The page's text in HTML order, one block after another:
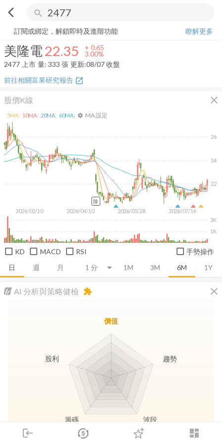
arrow_back_ios search
login dashboard
市場 登入
美隆電 22.35 + 3.00%
訂閱或綁定，解鎖即時及進階功能
瞭解更多
美隆電22.35 + 0.65
3.00%
2477 上市 量: 333 張 更新:08/07 收盤
前往相關富果研究報告 open_in_new
股價K線 close
日 週 月 1M 3M 6M 1Y
2026/02/10 2026/04/10 2026/05/28 2026/07/16
22
24
26
1K
2K
5MA: 10MA: 20MA: 60MA: settings MA 設定
除
KD MACD RSI 手勢操作
AI 分析與策略健檢 close
extension
價值
趨勢
波段
籌碼
股利